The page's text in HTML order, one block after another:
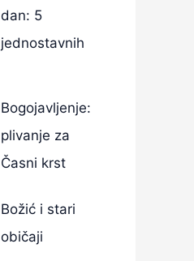
dan: 5
jednostavnih
Bogojavljenje:
plivanje za
Časni krst
Božić i stari
običaji